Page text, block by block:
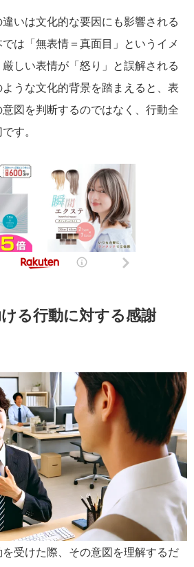
いは文化的な要因にも影響される
は「無表情＝真面目」というイメ
しい表情が「怒り」と誤解される
うな文化的背景を踏まえると、表
図を判断するのではなく、行動全
す。
る行動に対する感謝
受けた際、その意図を理解するだ